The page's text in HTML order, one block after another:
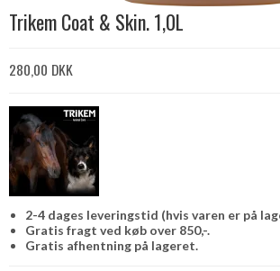
Trikem Coat & Skin. 1,0L
280,00 DKK
2-4 dages leveringstid (hvis varen er på
Gratis fragt ved køb over 850,-.
Gratis afhentning på lageret.